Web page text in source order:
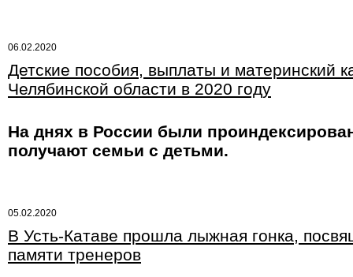
06.02.2020
Детские пособия, выплаты и материнский
Челябинской области в 2020 году
На днях в России были
получают семьи с детьми.
05.02.2020
В Усть-Катаве прошла лыжная гонка,
памяти тренеров